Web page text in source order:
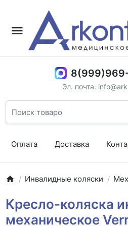
Эл. почта:
Оплата Доставка
Инвалидные коляски
Кресло-коляска
механическое